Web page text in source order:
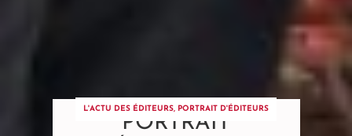
L'ACTU DES ÉDITEURS, PORTRAIT D'ÉDITEURS
PORTRAIT